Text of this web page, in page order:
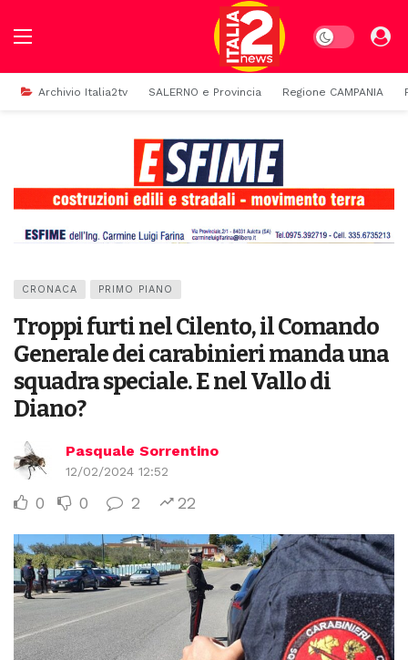
Dark mode
Archivio Italia2tv SALERNO e Provincia Regione CAMPANIA
CRONACA PRIMO PIANO
Troppi furti nel Cilento, il Comando
Generale dei carabinieri manda una
squadra speciale. E nel Vallo di
Diano?
Pasquale Sorrentino
12/02/2024 12:52
0 0 2 22